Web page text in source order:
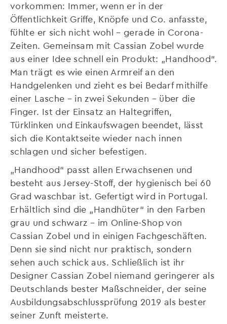
vorkommen: Immer, wenn er in der
Öffentlichkeit Griffe, Knöpfe und Co. anfasste,
fühlte er sich nicht wohl – gerade in Corona-
Zeiten. Gemeinsam mit Cassian Zobel wurde
aus einer Idee schnell ein Produkt: „Handhood“.
Man trägt es wie einen Armreif an den
Handgelenken und zieht es bei Bedarf mithilfe
einer Lasche – in zwei Sekunden – über die
Finger. Ist der Einsatz an Haltegriffen,
Türklinken und Einkaufswagen beendet, lässt
sich die Kontaktseite wieder nach innen
schlagen und sicher befestigen.
„Handhood“ passt allen Erwachsenen und
besteht aus Jersey-Stoff, der hygienisch bei 60
Grad waschbar ist. Gefertigt wird in Portugal.
Erhältlich sind die „Handhüter“ in den Farben
grau und schwarz – im Online-Shop von
Cassian Zobel und in einigen Fachgeschäften.
Denn sie sind nicht nur praktisch, sondern
sehen auch schick aus. Schließlich ist ihr
Designer Cassian Zobel niemand geringerer als
Deutschlands bester Maßschneider, der seine
Ausbildungsabschlussprüfung 2019 als bester
seiner Zunft meisterte.